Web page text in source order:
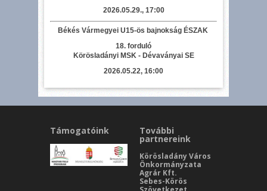
2026.05.29., 17:00
Békés Vármegyei U15-ös bajnokság ÉSZAK
18. forduló
Körösladányi MSK - Dévaványai SE
2026.05.22, 16:00
Támogatóink További
partnereink
Körösladány Város
Önkormányzata
Agrár Kft.
Sebes-Körös